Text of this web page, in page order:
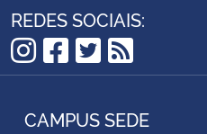
REDES SOCIAIS:
Instagram
Facebook
Twitter
RSS
CAMPUS SEDE